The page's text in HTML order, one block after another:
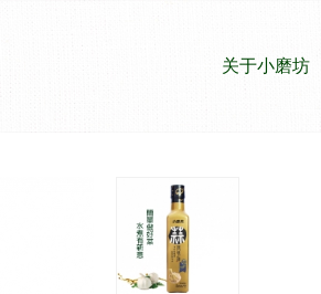
关于小磨坊